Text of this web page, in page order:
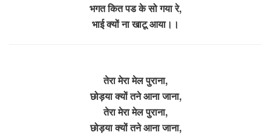
भगत कित पड के सो गया रे,
भाई क्यों ना खाटू आया।।
तेरा मेरा मेल पुराना,
छोड़या क्यों तने आना जाना,
तेरा मेरा मेल पुराना,
छोड़या क्यों तने आना जाना,